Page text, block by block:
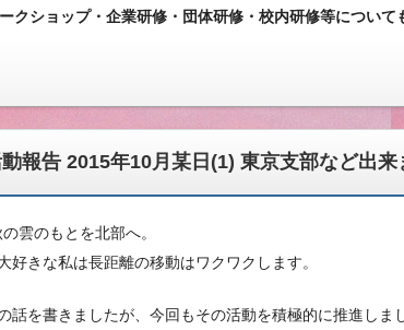
クショップ・企業研修・団体研修・校内研修等について
報告 2015年10月某日(1) 東京支部など出来
雲のもとを北部へ。
好きな私は長距離の移動はワクワクします。
話を書きましたが、今回もその活動を積極的に推進しま